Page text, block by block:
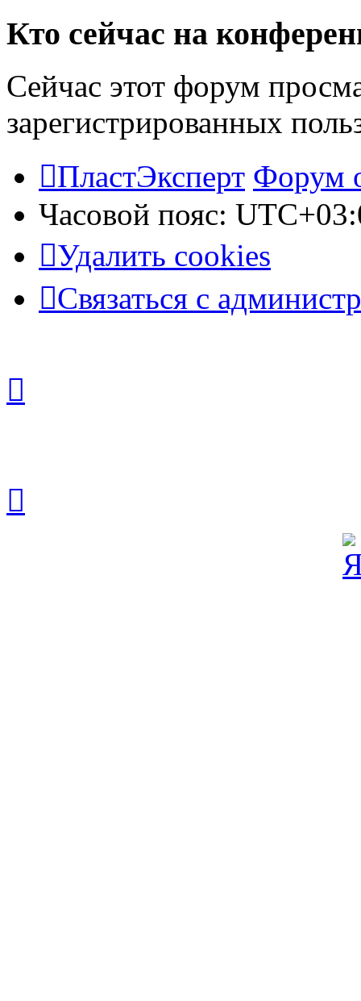
Кто сейчас на
Сейчас этот форум
зарегистрированных
ПластЭксперт Форум
Часовой пояс:
Удалить cookies
Связаться с